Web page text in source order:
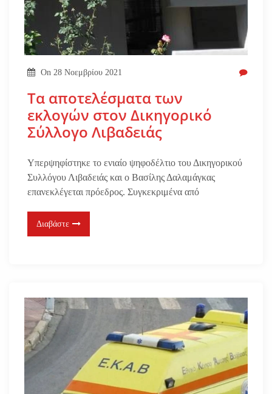
On 28 Νοεμβρίου 2021
Τα αποτελέσματα των
εκλογών στον Δικηγορικό
Σύλλογο Λιβαδειάς
Υπερψηφίστηκε το ενιαίο ψηφοδέλτιο του Δικηγορικού
Συλλόγου Λιβαδειάς και ο Βασίλης Δαλαμάγκας
επανεκλέγεται πρόεδρος. Συγκεκριμένα από
Διαβάστε